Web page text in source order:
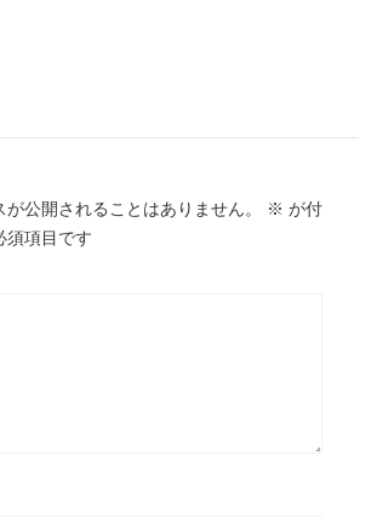
が公開されることはありません。 ※ が付
須項目です